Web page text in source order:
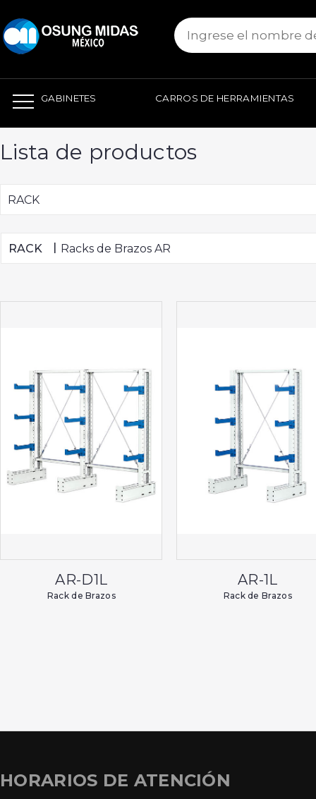
GABINETES CARROS DE HERRAMIENTAS
Lista de productos
RACK
RACK Racks de Brazos AR
AR-D1L
Rack de Brazos
AR-1L
Rack de Brazos
HORARIOS DE ATENCIÓN